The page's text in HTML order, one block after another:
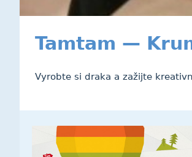
Tamtam —
Vyrobte si draka a zažijte